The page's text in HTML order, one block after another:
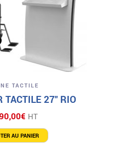
TACTILE
TACTILE 27″ RIO
€ HT
AU PANIER